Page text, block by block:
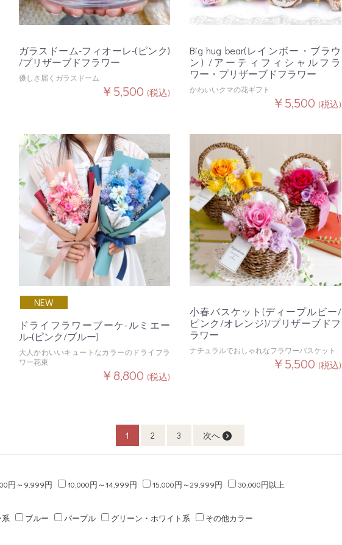
ガラスドーム-フィオーレ-(ピンク)
/プリザーブドフラワー
優しさ届くガラスドーム
￥5,500 (税込)
Big hug bear(レインボー・ブラウ
ン) /アーティフィシャルフラ
ワー・プリザーブドフラワー
かわいいクマの花ギフト
￥5,500 (税込)
NEW
ドライフラワーブーケ-ルミエー
ル-(ピンク/ブルー)
大人かわいいキュートなカラーのドライフラ
ワー花束
￥8,800 (税込)
小春バスケット(ディープルビー/
ピンク/オレンジ)/プリザーブドフ
ラワー
ナチュラルでおしゃれなフラワーバスケット
￥5,500 (税込)
1 2 3 次へ
円～9,999円 10,000円～14,999円 15,000円～29,999円 30,000円以上
ブルー パープル グリーン・ホワイト系 その他カラー